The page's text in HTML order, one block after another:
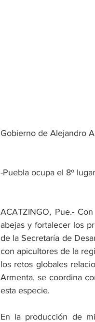
Gobierno de Alejandro
-Puebla ocupa el 8º
ACATZINGO, Pue.-
abejas y fortalecer los
de la Secretaría de
con apicultores de la
los retos globales
Armenta, se coordina
esta especie.
En la producción de